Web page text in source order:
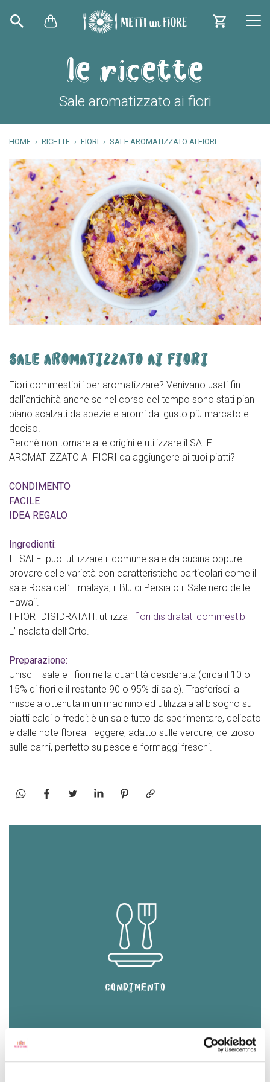
le ricette
Sale aromatizzato ai fiori
HOME RICETTE FIORI SALE AROMATIZZATO AI FIORI
SALE AROMATIZZATO AI FIORI
Fiori commestibili per aromatizzare? Venivano usati fin
dall’antichità anche se nel corso del tempo sono stati pian
piano scalzati da spezie e aromi dal gusto più marcato e
deciso.
Perchè non tornare alle origini e utilizzare il SALE
AROMATIZZATO AI FIORI da aggiungere ai tuoi piatti?
CONDIMENTO
FACILE
IDEA REGALO
Ingredienti:
IL SALE: puoi utilizzare il comune sale da cucina oppure
provare delle varietà con caratteristiche particolari come il
sale Rosa dell’Himalaya, il Blu di Persia o il Sale nero delle
Hawaii.
I FIORI DISIDRATATI: utilizza i fiori disidratati commestibili
L’Insalata dell’Orto.
Preparazione:
Unisci il sale e i fiori nella quantità desiderata (circa il 10 o
15% di fiori e il restante 90 o 95% di sale). Trasferisci la
miscela ottenuta in un macinino ed utilizzala al bisogno su
piatti caldi o freddi: è un sale tutto da sperimentare, delicato
e dalle note floreali leggere, adatto sulle verdure, delizioso
sulle carni, perfetto su pesce e formaggi freschi.
CONDIMENTO